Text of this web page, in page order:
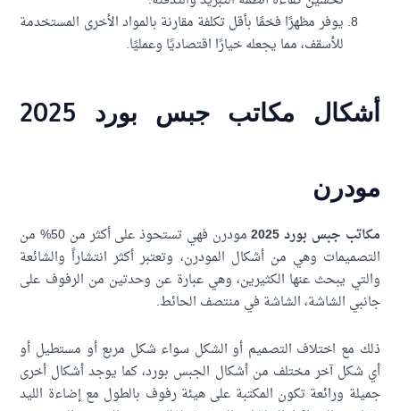
يوفر مظهرًا فخمًا بأقل تكلفة مقارنة بالمواد الأخرى المستخدمة
للأسقف، مما يجعله خيارًا اقتصاديًا وعمليًا.
أشكال مكاتب جبس بورد 2025
جبس بورد 2025
مودرن فهي تستحوذ على أكثر من 50% من
وهي من أشكال المودرن، وتعتبر أكثر انتشاراً والشائعة
يبحث عنها الكثيرين، وهي عبارة عن وحدتين من الرفوف على
الشاشة، الشاشة في منتصف الحائط.
مع اختلاف التصميم أو الشكل سواء شكل مربع أو مستطيل أو
شكل آخر مختلف من أشكال الجبس بورد، كما يوجد أشكال أخرى
ورائعة تكون المكتبة على هيئة رفوف بالطول مع إضاءة الليد